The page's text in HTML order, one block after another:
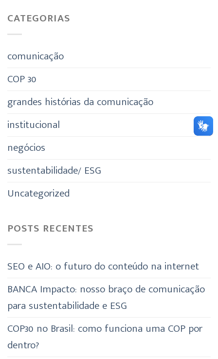
CATEGORIAS
comunicação
COP 30
grandes histórias da comunicação
institucional
negócios
sustentabilidade/ ESG
Uncategorized
POSTS RECENTES
SEO e AIO: o futuro do conteúdo na internet
BANCA Impacto: nosso braço de comunicação
para sustentabilidade e ESG
COP30 no Brasil: como funciona uma COP por
dentro?